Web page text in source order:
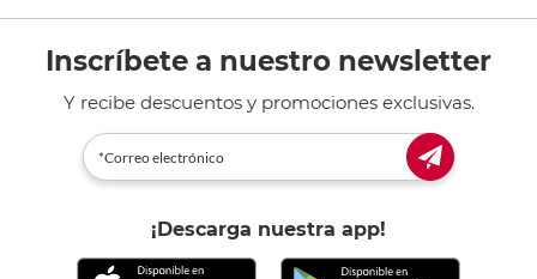
Inscríbete a nuestro newsletter
Y recibe descuentos y promociones exclusivas.
¡Descarga nuestra app!